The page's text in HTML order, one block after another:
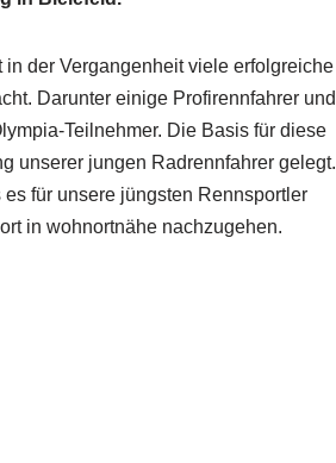
der Vergangenheit viele erfolgreiche
Darunter einige Profirennfahrer und
Teilnehmer. Die Basis für diese
unserer jungen Radrennfahrer gelegt.
für unsere jüngsten Rennsportler
in wohnortnähe nachzugehen.